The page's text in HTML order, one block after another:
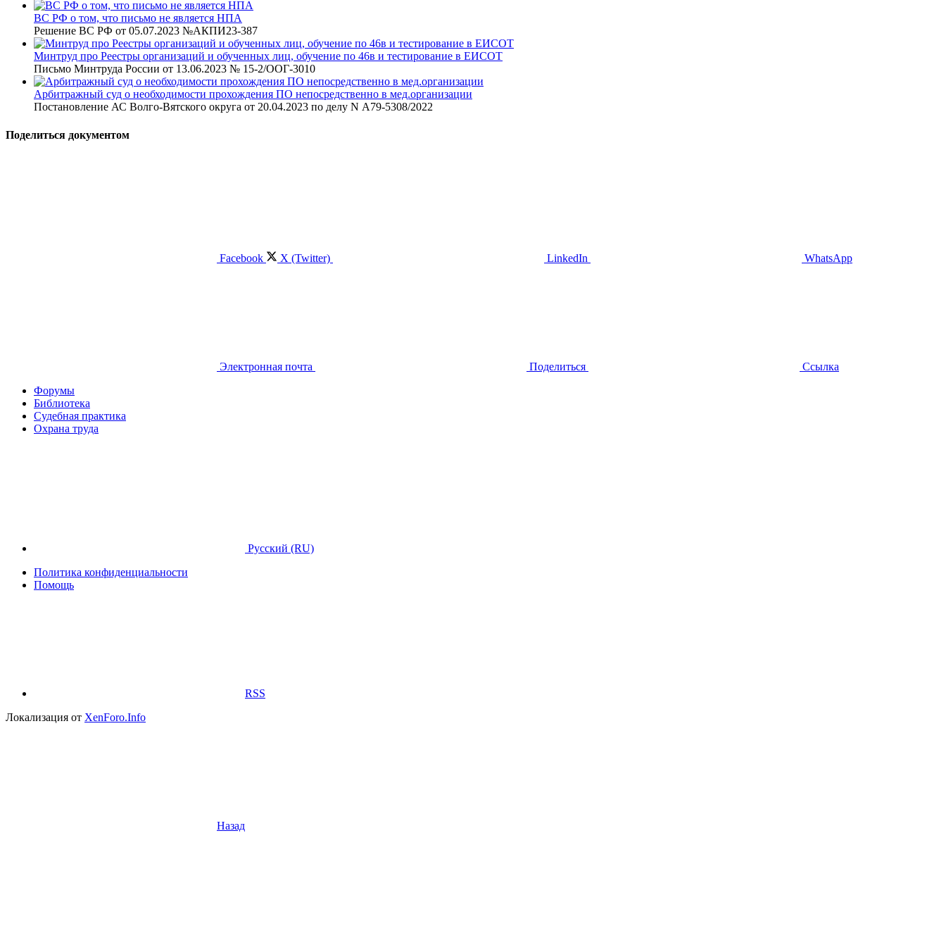
ВС РФ о том, что письмо не является НПА
Решение ВС РФ от 05.07.2023 №АКПИ23-387
Минтруд про Реестры организаций и обученных лиц, обучение по 46в и тестирование в ЕИСОТ
Письмо Минтруда России от 13.06.2023 № 15-2/ООГ-3010
Арбитражный суд о необходимости прохождения ПО непосредственно в мед.организации
Постановление АС Волго-Вятского округа от 20.04.2023 по делу N А79-5308/2022
Поделиться документом
Facebook X (Twitter) LinkedIn WhatsApp
Электронная почта Поделиться
Ссылка
Форумы
Библиотека
Судебная практика
Охрана труда
Русский (RU)
Политика конфиденциальности
Помощь
RSS
Локализация от XenForo.Info
Назад